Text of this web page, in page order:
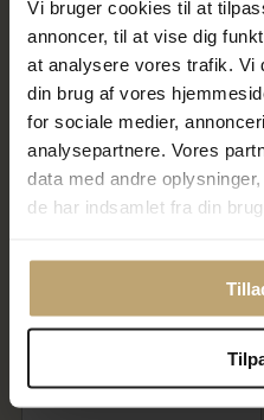
Vi bruger cookies til at
annoncer, til at vise dig
at analysere vores trafik. Vi
din brug af vores
for sociale medier,
analysepartnere. Vores
data med andre
de har indsamlet fra din
På fjernlager
SALE
mm. 14 kt. hvg.
15.275,00 kr